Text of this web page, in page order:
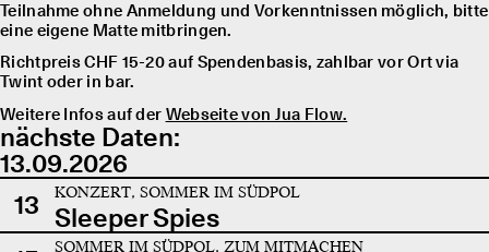
Teilnahme ohne Anmeldung und Vorkenntnissen möglich, bitte
eine eigene Matte mitbringen.
Richtpreis CHF 15-20 auf Spendenbasis, zahlbar vor Ort via
Twint oder in bar.
Weitere Infos auf der Webseite von Jua Flow.
nächste Daten:
13.09.2026
13
KONZERT, SOMMER IM SÜDPOL
Sleeper Spies
SOMMER IM SÜDPOL, ZUM MITMACHEN